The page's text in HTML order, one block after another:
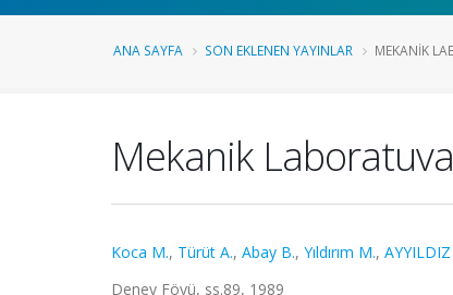
ANA SAYFA SON EKLENEN YAYINLAR MEKANIK
Mekanik
Koca M., Türüt A., Abay B., Yıldırım M., AYYILDIZ
Deney Föyü, ss.89, 1989